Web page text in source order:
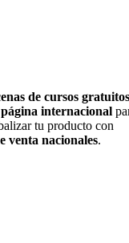
de cursos gratuitos
internacional
tu producto con
venta nacionales.